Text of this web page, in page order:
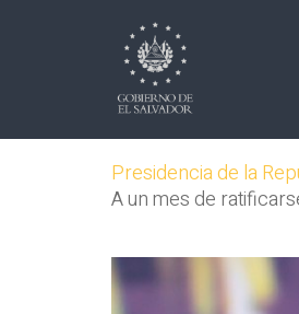
Presidencia de la
A un mes de